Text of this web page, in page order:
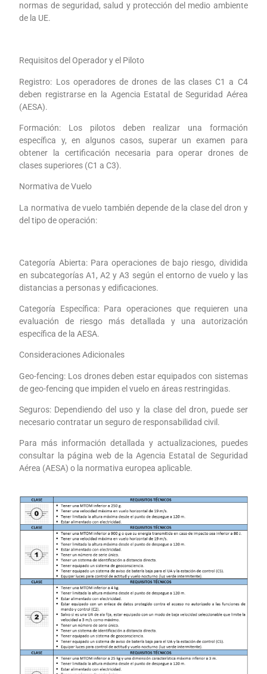
normas de seguridad, salud y protección del medio ambiente
de la UE.
Requisitos del Operador y el Piloto
Registro: Los operadores de drones de las clases C1 a C4
deben registrarse en la Agencia Estatal de Seguridad Aérea
(AESA).
Formación: Los pilotos deben realizar una formación
específica y, en algunos casos, superar un examen para
obtener la certificación necesaria para operar drones de
clases superiores (C1 a C3).
Normativa de Vuelo
La normativa de vuelo también depende de la clase del dron y
del tipo de operación:
Categoría Abierta: Para operaciones de bajo riesgo, dividida
en subcategorías A1, A2 y A3 según el entorno de vuelo y las
distancias a personas y edificaciones.
Categoría Específica: Para operaciones que requieren una
evaluación de riesgo más detallada y una autorización
específica de la AESA.
Consideraciones Adicionales
Geo-fencing: Los drones deben estar equipados con sistemas
de geo-fencing que impiden el vuelo en áreas restringidas.
Seguros: Dependiendo del uso y la clase del dron, puede ser
necesario contratar un seguro de responsabilidad civil.
Para más información detallada y actualizaciones, puedes
consultar la página web de la Agencia Estatal de Seguridad
Aérea (AESA) o la normativa europea aplicable.